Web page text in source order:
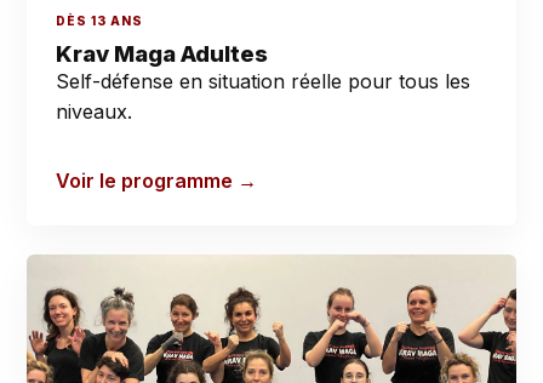
DÈS 13 ANS
Krav Maga Adultes
Self-défense en situation réelle pour tous les
niveaux.
Voir le programme →